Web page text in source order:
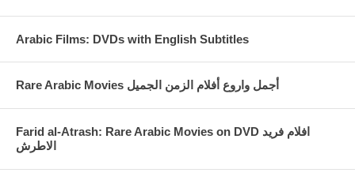
Arabic Films: DVDs with English Subtitles
Rare Arabic Movies أجمل واروع أفلام الزمن الجميل
Farid al-Atrash: Rare Arabic Movies on DVD افلام فريد
الاطرش